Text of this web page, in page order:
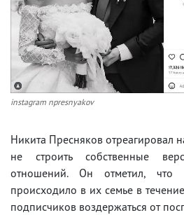
instagram npresnyakov
Никита Пресняков отреагировал
не строить собственные
отношений. Он отметил, что
происходило в их семье в
подписчиков воздержаться от